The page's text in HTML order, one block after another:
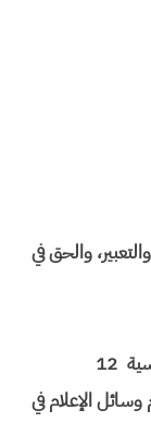
والحق في
12
الإعلام في